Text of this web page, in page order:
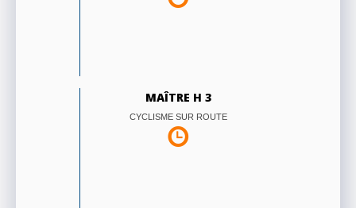
MAÎTRE H 3
CYCLISME SUR ROUTE